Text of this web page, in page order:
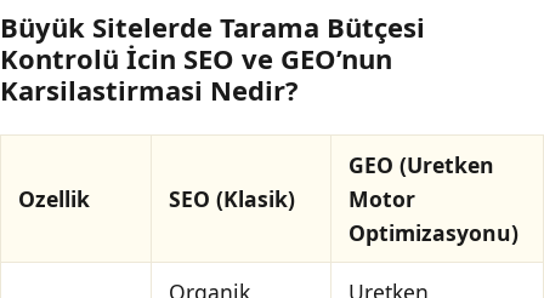
Büyük Sitelerde Tarama Bütçesi
Kontrolü İcin SEO ve GEO’nun
Karsilastirmasi Nedir?
Ozellik SEO (Klasik)
GEO (Uretken
Motor
Optimizasyonu)